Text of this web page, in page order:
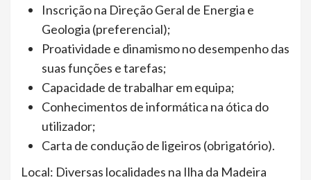
Inscrição na Direção Geral de Energia e
Geologia (preferencial);
Proatividade e dinamismo no desempenho das
suas funções e tarefas;
Capacidade de trabalhar em equipa;
Conhecimentos de informática na ótica do
utilizador;
Carta de condução de ligeiros (obrigatório).
Local: Diversas localidades na Ilha da Madeira